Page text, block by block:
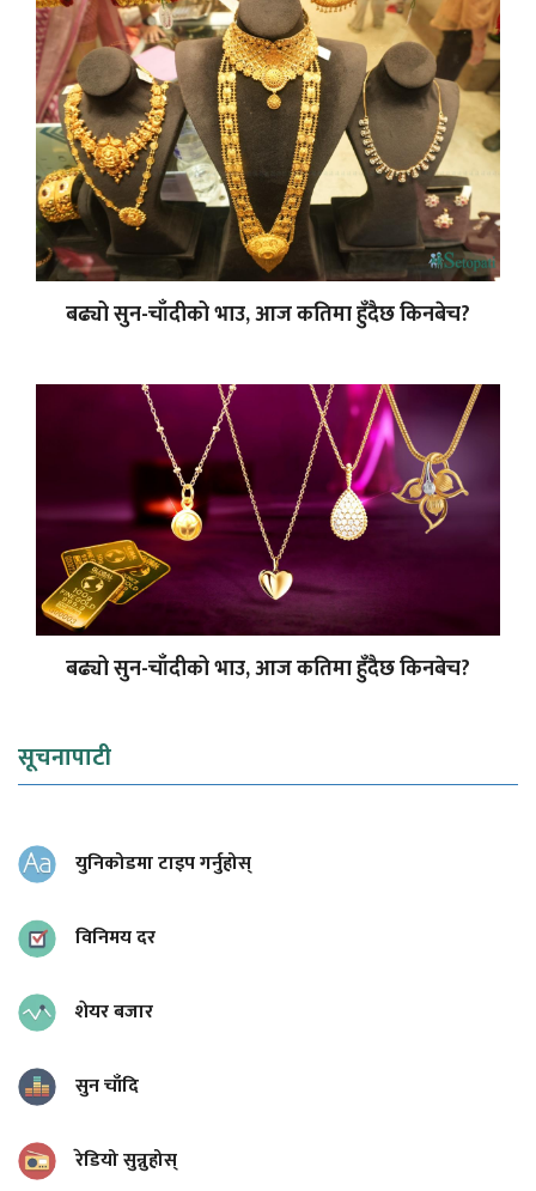
बढ्यो सुन-चाँदीको भाउ, आज कतिमा हुँदैछ किनबेच?
बढ्यो सुन-चाँदीको भाउ, आज कतिमा हुँदैछ किनबेच?
सूचनापाटी
युनिकोडमा टाइप गर्नुहोस्
विनिमय दर
शेयर बजार
सुन चाँदि
रेडियो सुन्नुहोस्